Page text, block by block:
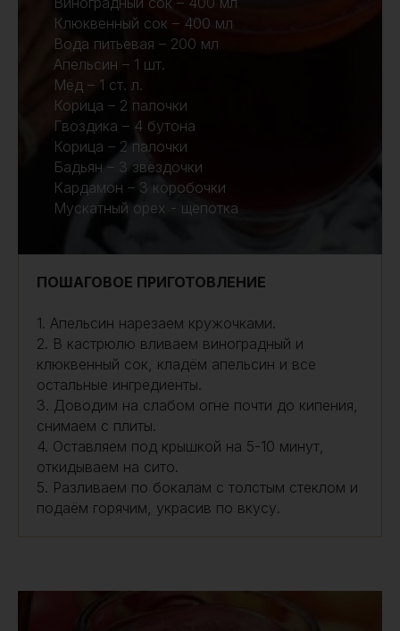
Клюквенный сок – 400 мл
Вода питьевая – 200 мл
Апельсин – 1 шт.
Мёд – 1 ст. л.
Корица – 2 палочки
Гвоздика – 4 бутона
Корица – 2 палочки
Бадьян – 3 звёздочки
Кардамон – 3 коробочки
Мускатный орех - щепотка
ПОШАГОВОЕ ПРИГОТОВЛЕНИЕ
1. Апельсин нарезаем кружочками.
2. В кастрюлю вливаем виноградный и
клюквенный сок, кладём апельсин и все
остальные ингредиенты.
3. Доводим на слабом огне почти до кипения,
снимаем с плиты.
4. Оставляем под крышкой на 5-10 минут,
откидываем на сито.
5. Разливаем по бокалам с толстым стеклом и
подаём горячим, украсив по вкусу.